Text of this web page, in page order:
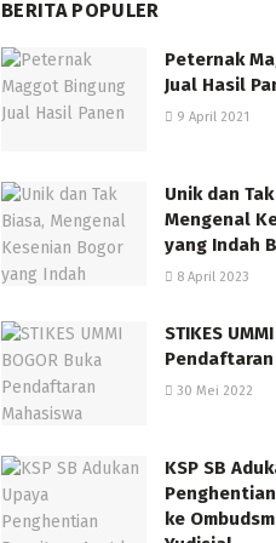
BERITA POPULER
Peternak
Jual Hasil
9 April 2021
Unik dan
Mengenal
yang Indah
8 April 2023
STIKES
30 Mei 2022
KSP SB
ke